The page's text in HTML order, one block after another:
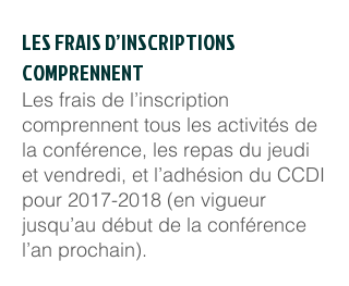
LES FRAIS D’INSCRIPTIONS
COMPRENNENT
Les frais de l’inscription
comprennent tous les activités de
la conférence, les repas du jeudi
et vendredi, et l’adhésion du CCDI
pour 2017-2018 (en vigueur
jusqu’au début de la conférence
l’an prochain).